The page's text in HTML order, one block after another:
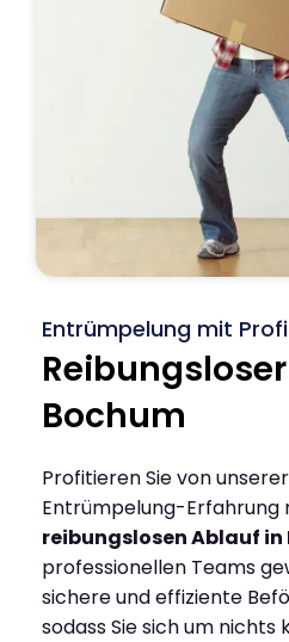
Entrümpelung mit
Bochum
Profitieren Sie von
Entrümpelung-Erfahrung
reibungslosen Ablauf in
professionellen Teams
sichere und effiziente
sodass Sie sich um nichts